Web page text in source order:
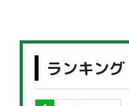
ランキング